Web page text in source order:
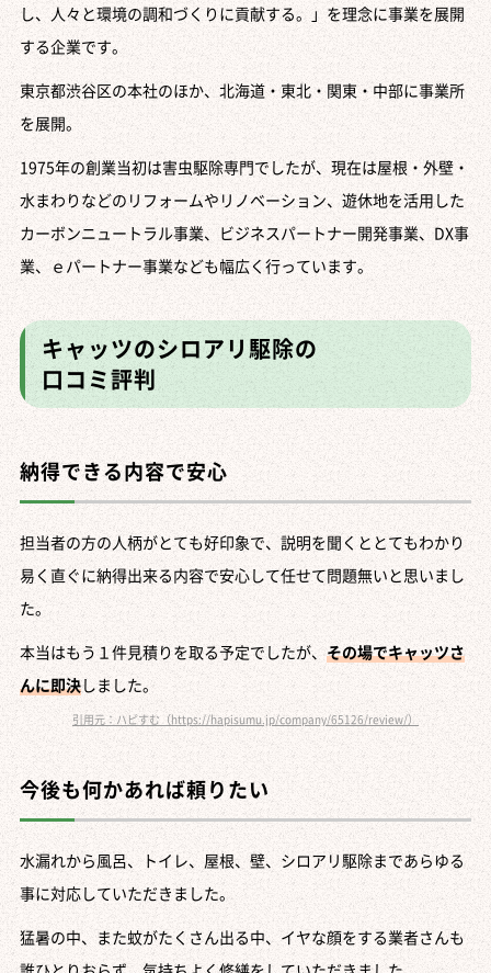
し、人々と環境の調和づくりに貢献する。」を理念に事業を展開
する企業です。
東京都渋谷区の本社のほか、北海道・東北・関東・中部に事業所
を展開。
1975年の創業当初は害虫駆除専門でしたが、現在は屋根・外壁・
水まわりなどのリフォームやリノベーション、遊休地を活用した
カーボンニュートラル事業、ビジネスパートナー開発事業、DX事
業、ｅパートナー事業なども幅広く行っています。
キャッツのシロアリ駆除の
口コミ評判
納得できる内容で安心
担当者の方の人柄がとても好印象で、説明を聞くととてもわかり
易く直ぐに納得出来る内容で安心して任せて問題無いと思いまし
た。
本当はもう１件見積りを取る予定でしたが、その場でキャッツさ
んに即決しました。
引用元：ハピすむ（https://hapisumu.jp/company/65126/review/）
今後も何かあれば頼りたい
水漏れから風呂、トイレ、屋根、壁、シロアリ駆除まであらゆる
事に対応していただきました。
猛暑の中、また蚊がたくさん出る中、イヤな顔をする業者さんも